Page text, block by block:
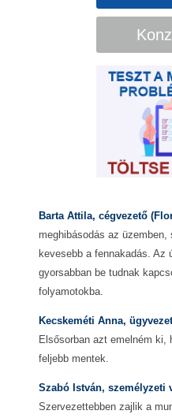
Barta Attila, cégvezető
meghibásodás az üzemben,
kevesebb a fennakadás. Az
gyorsabban be tudnak
folyamotokba.
Kecskeméti Anna,
Elsősorban azt emelném
feljebb mentek.
Szabó István, személyzeti
Szervezettebben zajlik a